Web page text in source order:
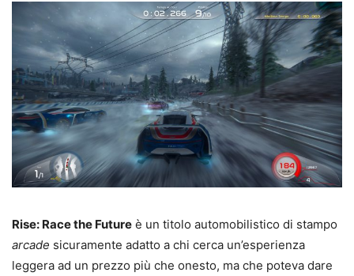
Rise: Race the Future è un titolo automobilistico di stampo
arcade sicuramente adatto a chi cerca un’esperienza
leggera ad un prezzo più che onesto, ma che poteva dare